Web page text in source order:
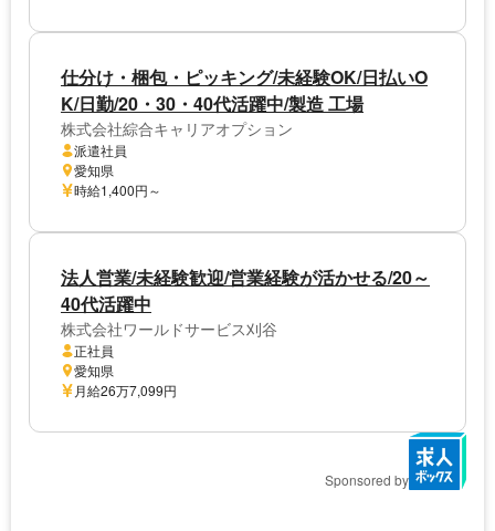
仕分け・梱包・ピッキング/未経験OK/日払いO
K/日勤/20・30・40代活躍中/製造 工場
株式会社綜合キャリアオプション
派遣社員
愛知県
時給1,400円～
法人営業/未経験歓迎/営業経験が活かせる/20～
40代活躍中
株式会社ワールドサービス刈谷
正社員
愛知県
月給26万7,099円
Sponsored by